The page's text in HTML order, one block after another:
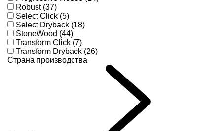
Robust (37)
Select Click (5)
Select Dryback (18)
StoneWood (44)
Transform Click (7)
Transform Dryback (26)
Страна производства